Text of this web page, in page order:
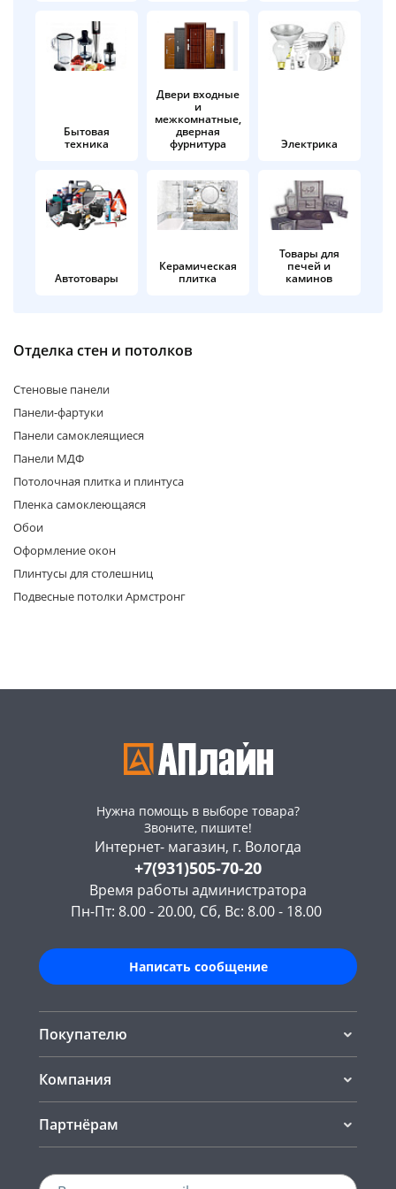
Бытовая
техника
Двери входные
и
межкомнатные,
дверная
фурнитура
Электрика
Автотовары
Керамическая
плитка
Товары для
печей и
каминов
Отделка стен и потолков
Стеновые панели
Панели-фартуки
Панели самоклеящиеся
Панели МДФ
Потолочная плитка и плинтуса
Пленка самоклеющаяся
Обои
Оформление окон
Плинтусы для столешниц
Подвесные потолки Армстронг
Нужна помощь в выборе товара?
Звоните, пишите!
Интернет- магазин, г. Вологда
+7(931)505-70-20
Время работы администратора
Пн-Пт: 8.00 - 20.00, Сб, Вс: 8.00 - 18.00
Написать сообщение
Покупателю
Компания
Партнёрам
об оплате Плайтом
раз в 2
недели
Остались вопросы?
8 800 302-02-51
plait.ru